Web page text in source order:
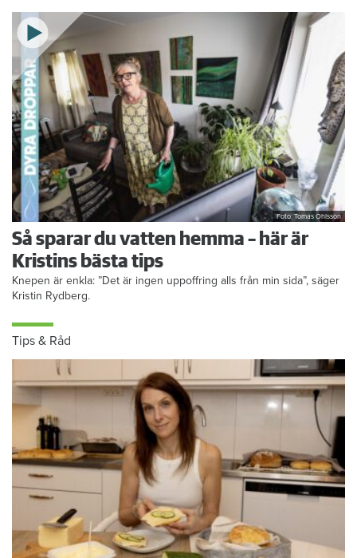
Foto: Tomas Ohlsson
Så sparar du vatten hemma – här är
Kristins bästa tips
Knepen är enkla: ”Det är ingen uppoffring alls från min sida”, säger
Kristin Rydberg.
Tips & Råd